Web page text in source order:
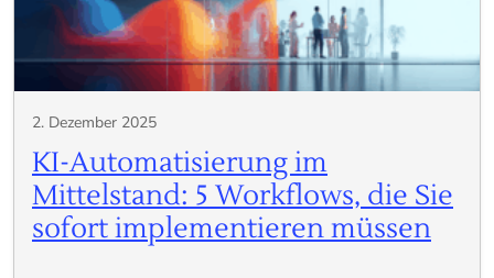
2. Dezember 2025
KI-Automatisierung im
Mittelstand: 5 Workflows, die Sie
sofort implementieren müssen